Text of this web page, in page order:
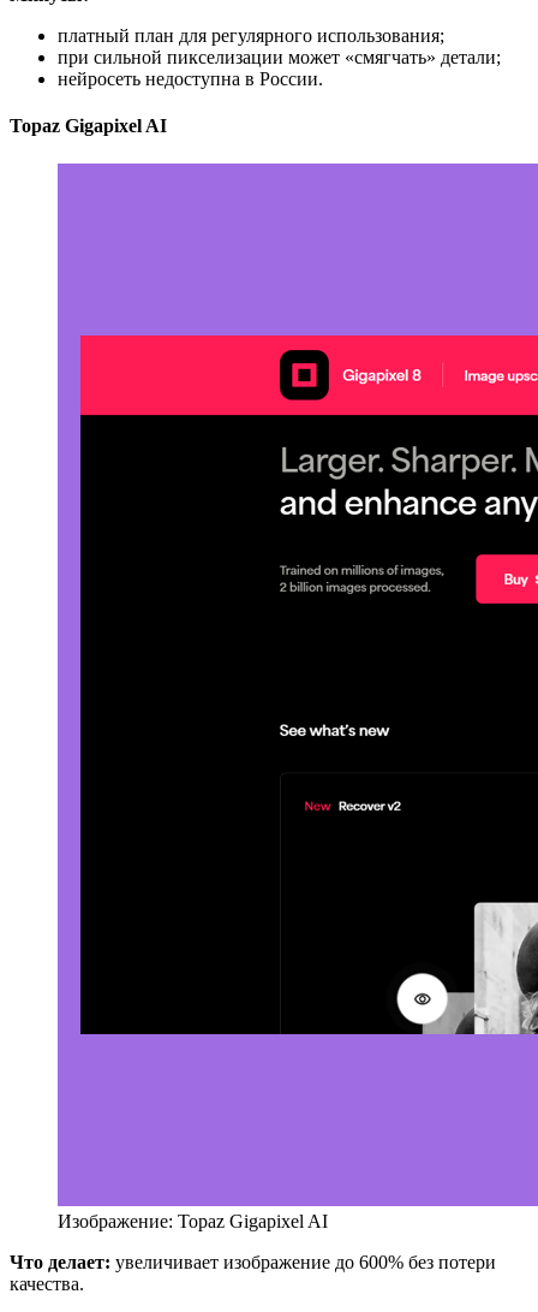
платный план для регулярного использования;
при сильной пикселизации может «смягчать» детали;
нейросеть недоступна в России.
Topaz Gigapixel AI
Изображение: Topaz Gigapixel AI
Что делает: увеличивает изображение до 600% без потери
качества.